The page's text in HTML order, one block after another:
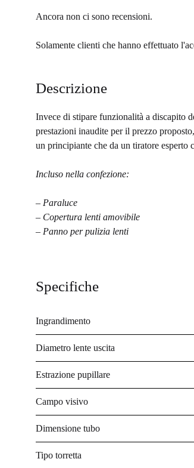
Ancora non ci sono recensioni.
Solamente clienti che hanno effettuato
Descrizione
Invece di stipare funzionalità a discapito
prestazioni inaudite per il prezzo
un principiante che da un tiratore esperto
Incluso nella confezione:
– Paraluce
– Copertura lenti amovibile
– Panno per pulizia lenti
Specifiche
Ingrandimento
Diametro lente uscita
Estrazione pupillare
Campo visivo
Dimensione tubo
Tipo torretta